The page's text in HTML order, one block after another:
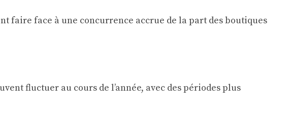
faire face à une concurrence accrue de la part des boutiques
fluctuer au cours de l’année, avec des périodes plus